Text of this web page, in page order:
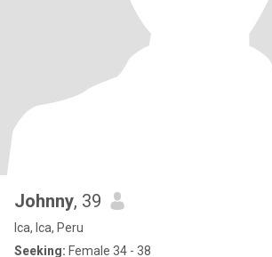
Johnny, 39
Ica, Ica, Peru
Seeking: Female 34 - 38